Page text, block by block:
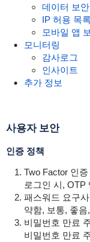
데이터 보
IP 허용 목록
모바일 앱
모니터링
감사로그
인사이트
추가 정보
사용자 보안
인증 정책
Two Factor 인증
로그인 시, OTP
패스워드 요구
약함, 보통, 좋
비밀번호 만료
비밀번호 만료